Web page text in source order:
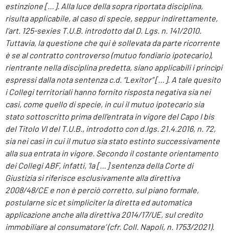
estinzione[…]. Alla luce della sopra riportata disciplina,
risulta applicabile, al caso di specie, seppur indirettamente,
l’art. 125-sexies T.U.B. introdotto dal D. Lgs. n. 141/2010.
Tuttavia, la questione che qui è sollevata da parte ricorrente
è se al contratto controverso (mutuo fondiario ipotecario),
rientrante nella disciplina predetta, siano applicabili i princìpi
espressi dalla nota sentenza c.d. “Lexitor” […]. A tale quesito
i Collegi territoriali hanno fornito risposta negativa sia nei
casi, come quello di specie, in cui il mutuo ipotecario sia
stato sottoscritto prima dell’entrata in vigore del Capo I bis
del Titolo VI del T.U.B., introdotto con d.lgs. 21.4.2016, n. 72,
sia nei casi in cui il mutuo sia stato estinto successivamente
alla sua entrata in vigore. Secondo il costante orientamento
dei Collegi ABF, infatti, ‘la […] sentenza della Corte di
Giustizia si riferisce esclusivamente alla direttiva
2008/48/CE e non è perciò corretto, sul piano formale,
postularne sic et simpliciter la diretta ed automatica
applicazione anche alla direttiva 2014/17/UE, sul credito
immobiliare al consumatore’ (cfr. Coll. Napoli, n. 1753/2021).